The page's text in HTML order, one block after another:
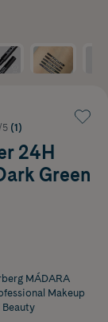
5 (1)
24H
Green
MÁDARA
Makeup
Beauty